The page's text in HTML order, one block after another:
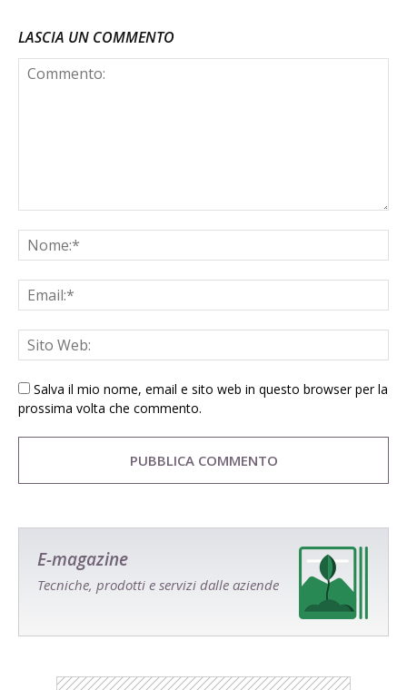
LASCIA UN COMMENTO
Salva il mio nome, email e sito web in questo browser per la
prossima volta che commento.
E-magazine
Tecniche, prodotti e servizi dalle aziende